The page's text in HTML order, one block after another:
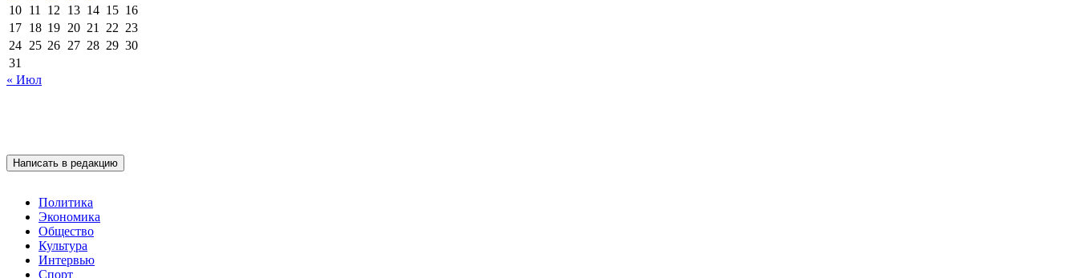
10 11 12 13 14 15 16
17 18 19 20 21 22 23
24 25 26 27 28 29 30
31
« Июл
Написать в редакцию
Политика
Экономика
Общество
Культура
Интервью
Спорт